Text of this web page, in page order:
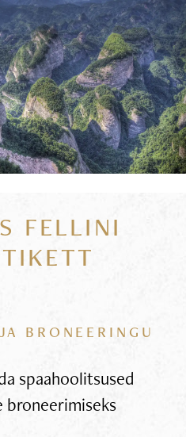
FELLINI
BRONEERINGU
spaahoolitsused